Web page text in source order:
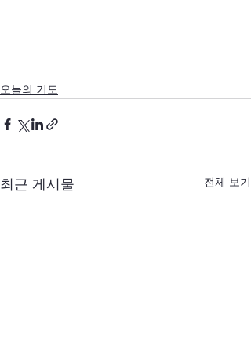
오늘의 기도
최근 게시물 전체 보기